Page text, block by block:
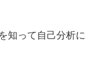
知って自己分析に